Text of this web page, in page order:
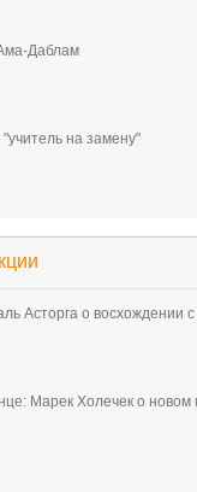
Даблам
на замену"
Асторга о восхождении
Марек Холечек о новом